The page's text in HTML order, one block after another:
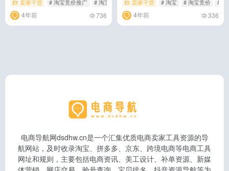
卖家干货 # 淘宝竞价推广 # 淘宝竞价推广怎么操作 # 淘宝竞价推广注意事项
4年前 736
卖家干货 # 淘宝 # 淘宝竞价 # 淘
4年前 336
电商导航网dsdhw.cn是一个汇集优质电商卖家工具资源的导
航网站，及时收录淘宝、拼多多、京东、跨境电商等电商工具
网址和规则，主要包括电商资讯、美工设计、补单资源、新媒